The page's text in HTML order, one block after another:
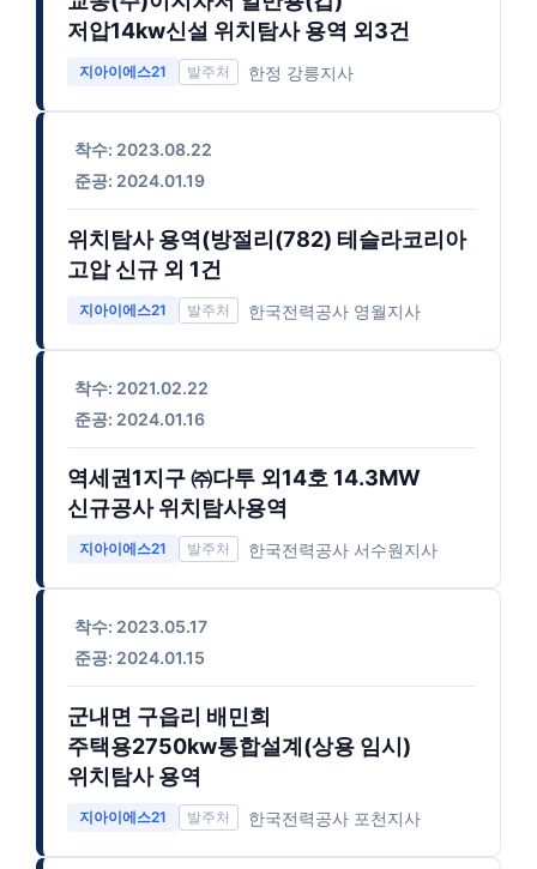
저압14kw신설 위치탐사 용역 외3건
지아이에스21 한정 강릉지사
착수: 2023.08.22
준공: 2024.01.19
위치탐사 용역(방절리(782) 테슬라코리아
고압 신규 외 1건
지아이에스21 한국전력공사 영월지사
착수: 2021.02.22
준공: 2024.01.16
역세권1지구 ㈜다투 외14호 14.3MW
신규공사 위치탐사용역
지아이에스21 한국전력공사 서수원지사
착수: 2023.05.17
준공: 2024.01.15
군내면 구읍리 배민희
주택용2750kw통합설계(상용 임시)
위치탐사 용역
지아이에스21 한국전력공사 포천지사